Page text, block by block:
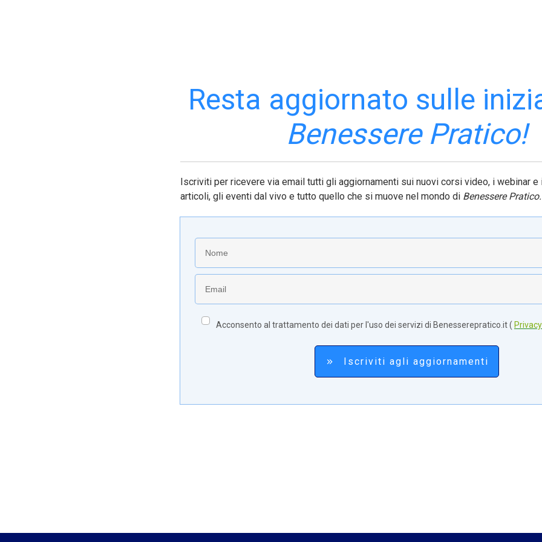
Resta aggiornato sulle
Benessere Pratico!
Iscriviti per ricevere via email tutti gli aggiornamenti sui nuovi corsi video, i webinar
articoli, gli eventi dal vivo e tutto quello che si muove nel mondo di Benessere Pratico.
Acconsento al trattamento dei dati per l'uso dei servizi di Benesserepratico.it (
Iscriviti agli aggiornamenti